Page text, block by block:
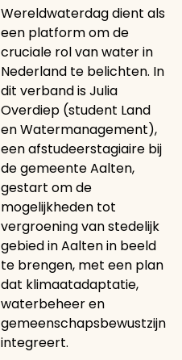
Wereldwaterdag dient als
een platform om de
cruciale rol van water in
Nederland te belichten. In
dit verband is Julia
Overdiep (student Land
en Watermanagement),
een afstudeerstagiaire bij
de gemeente Aalten,
gestart om de
mogelijkheden tot
vergroening van stedelijk
gebied in Aalten in beeld
te brengen, met een plan
dat klimaatadaptatie,
waterbeheer en
gemeenschapsbewustzijn
integreert.